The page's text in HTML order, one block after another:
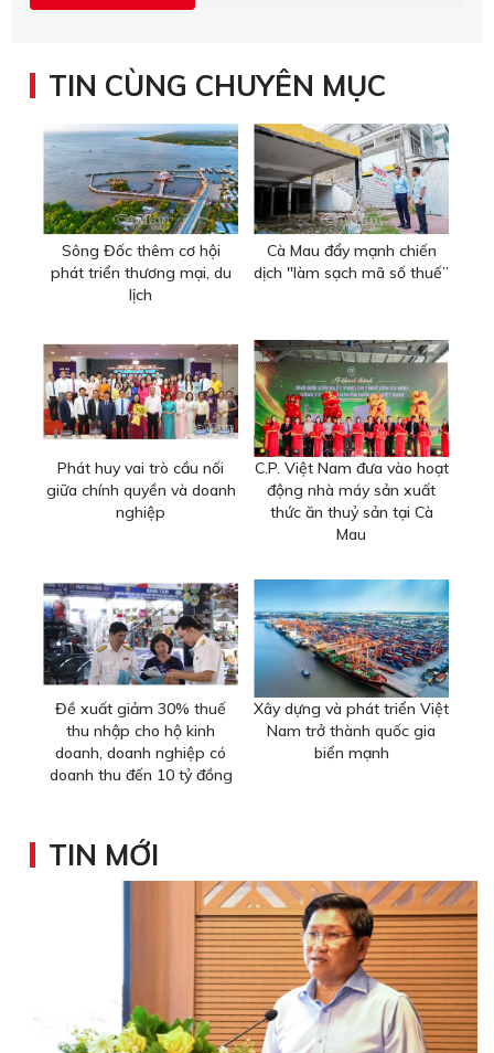
TIN CÙNG CHUYÊN MỤC
Sông Đốc thêm cơ hội
phát triển thương mại, du
lịch
Cà Mau đẩy mạnh chiến
dịch "làm sạch mã số thuế”
Phát huy vai trò cầu nối
giữa chính quyền và doanh
nghiệp
C.P. Việt Nam đưa vào hoạt
động nhà máy sản xuất
thức ăn thuỷ sản tại Cà
Mau
Đề xuất giảm 30% thuế
thu nhập cho hộ kinh
doanh, doanh nghiệp có
doanh thu đến 10 tỷ đồng
Xây dựng và phát triển Việt
Nam trở thành quốc gia
biển mạnh
TIN MỚI